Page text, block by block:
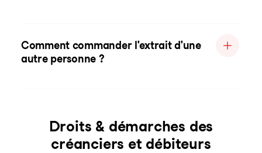
Comment commander l'extrait d'une
autre personne ?
Droits & démarches des
créanciers et débiteurs